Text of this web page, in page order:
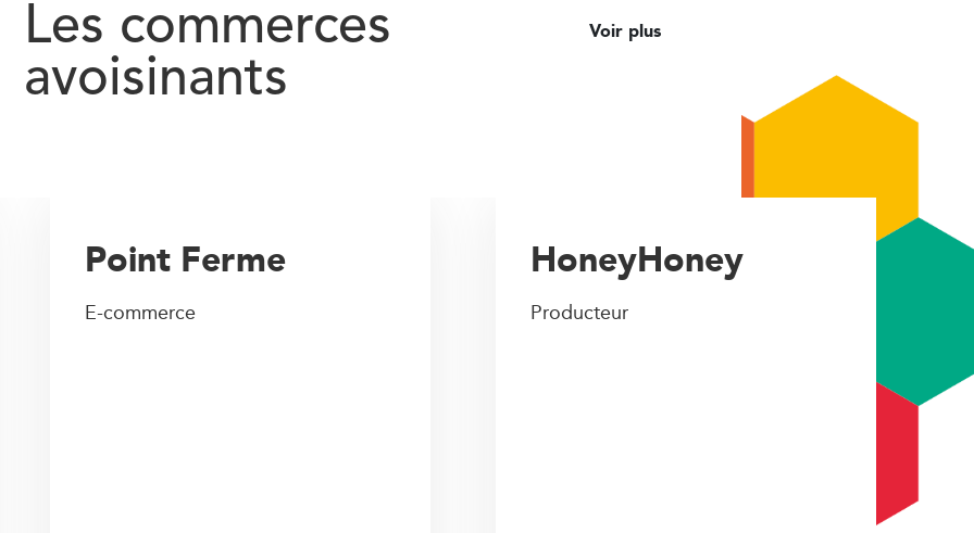
Les commerces
avoisinants
Voir plus
HoneyHoney
Producteur
Point Ferme
E-commerce